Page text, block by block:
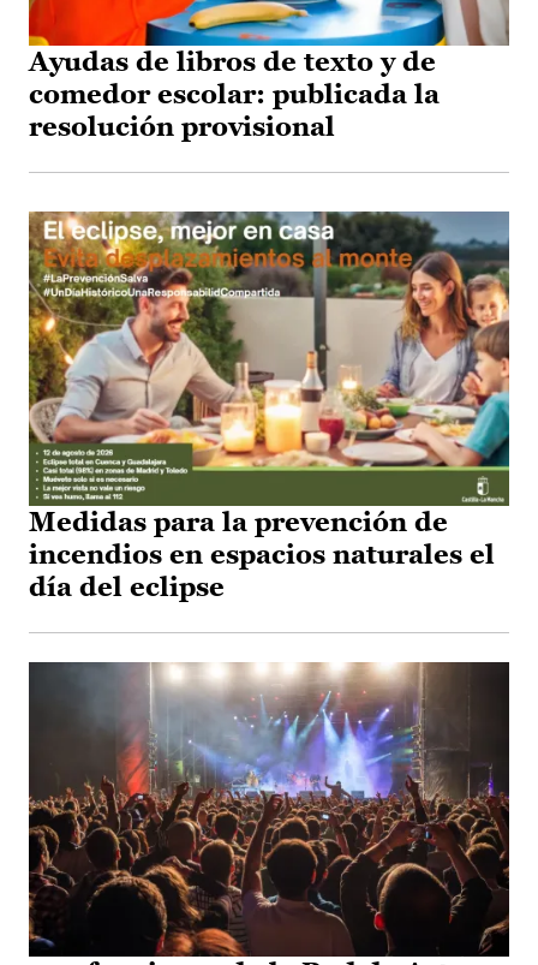
Ayudas de libros de texto y de
comedor escolar: publicada la
resolución provisional
Medidas para la prevención de
incendios en espacios naturales el
día del eclipse